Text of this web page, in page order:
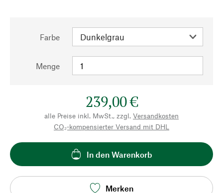
Farbe
Menge
239,00 €
alle Preise inkl. MwSt., zzgl. Versandkosten
CO₂-kompensierter Versand mit DHL
In den Warenkorb
Merken